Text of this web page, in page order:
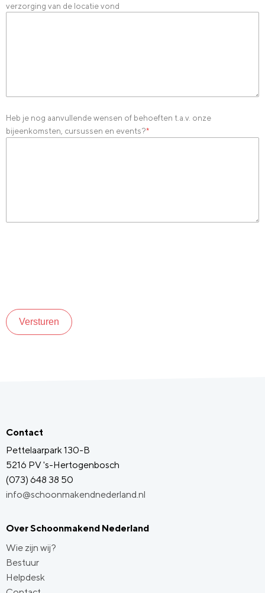
verzorging van de locatie vond
Heb je nog aanvullende wensen of behoeften t.a.v. onze
bijeenkomsten, cursussen en events?*
Versturen
Contact
Pettelaarpark 130-B
5216 PV 's-Hertogenbosch
(073) 648 38 50
info@schoonmakendnederland.nl
Over Schoonmakend Nederland
Wie zijn wij?
Bestuur
Helpdesk